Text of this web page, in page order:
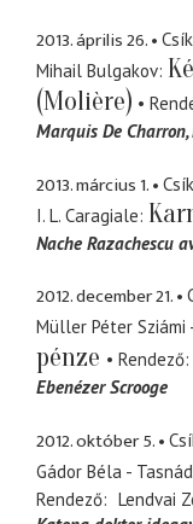
2013. április 26.
Mihail Bulgakov
(Molière)
Marquis De Charron
2013. március 1.
I. L. Caragiale
Nache Razachescu
2012. december 21.
Müller Péter
pénze
Rendező
Ebenézer Scrooge
2012. október 5.
Gádor Béla -
Rendező
Lendvai